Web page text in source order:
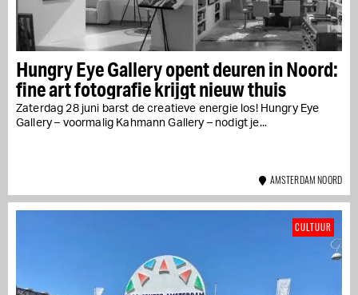
Hungry Eye Gallery opent deuren in Noord:
fine art fotografie krijgt nieuw thuis
Zaterdag 28 juni barst de creatieve energie los! Hungry Eye
Gallery – voormalig Kahmann Gallery – nodigt je...
AMSTERDAM NOORD
CULTUUR